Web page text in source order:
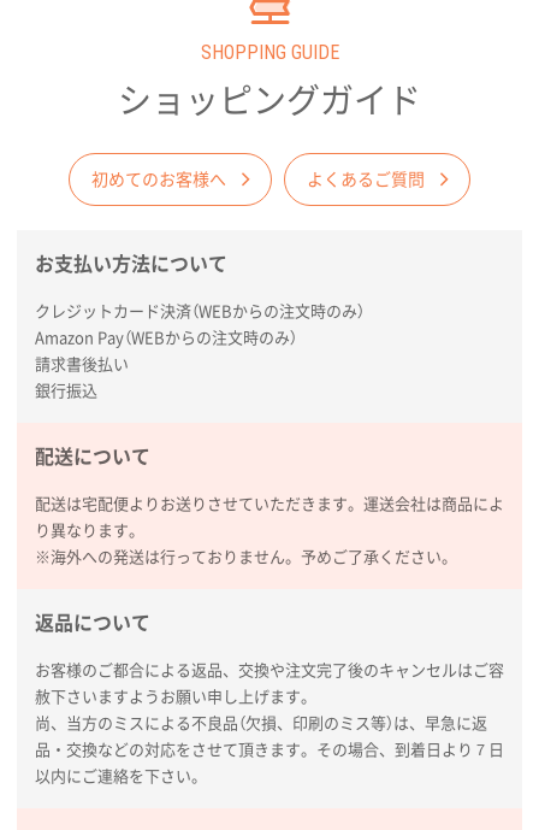
SHOPPING GUIDE
ショッピングガイド
初めてのお客様へ よくあるご質問
お支払い方法について
クレジットカード決済（WEBからの注文時のみ）
Amazon Pay（WEBからの注文時のみ）
請求書後払い
銀行振込
配送について
配送は宅配便よりお送りさせていただきます。運送会社は商品によ
り異なります。
※海外への発送は行っておりません。予めご了承ください。
返品について
お客様のご都合による返品、交換や注文完了後のキャンセルはご容
赦下さいますようお願い申し上げます。
尚、当方のミスによる不良品（欠損、印刷のミス等）は、早急に返
品・交換などの対応をさせて頂きます。その場合、到着日より７日
以内にご連絡を下さい。